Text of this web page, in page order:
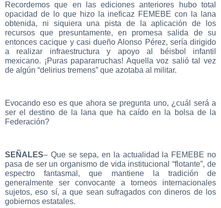
Recordemos que en las ediciones anteriores hubo total
opacidad de lo que hizo la ineficaz FEMEBE con la lana
obtenida, ni siquiera una pista de la aplicación de los
recursos que presuntamente, en promesa salida de su
entonces cacique y casi dueño Alonso Pérez, sería dirigido
a realizar infraestructura y apoyo al béisbol infantil
mexicano. ¡Puras papararruchas! Aquella voz salió tal vez
de algún “delirius tremens” que azotaba al militar.
Evocando eso es que ahora se pregunta uno, ¿cuál será a
ser el destino de la lana que ha caído en la bolsa de la
Federación?
SEÑALES– Que se sepa, en la actualidad la FEMEBE no
pasa de ser un organismo de vida institucional “flotante”, de
espectro fantasmal, que mantiene la tradición de
generalmente ser convocante a torneos internacionales
sujetos, eso sí, a que sean sufragados con dineros de los
gobiernos estatales.